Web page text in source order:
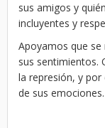
sus amigos y
incluyentes y
Apoyamos que
sus sentimientos.
la represión, y
de sus emociones.